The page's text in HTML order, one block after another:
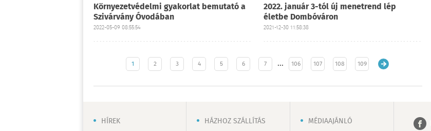
Környezetvédelmi gyakorlat bemutató a
Szivárvány Óvodában
2022-05-09 08:55:54
2022. január 3-tól új menetrend lép
életbe Dombóváron
2021-12-30 11:58:38
1 2 3 4 5 6 7 … 106 107 108 109
HÍREK HÁZHOZ SZÁLLÍTÁS MÉDIAAJÁNLÓ